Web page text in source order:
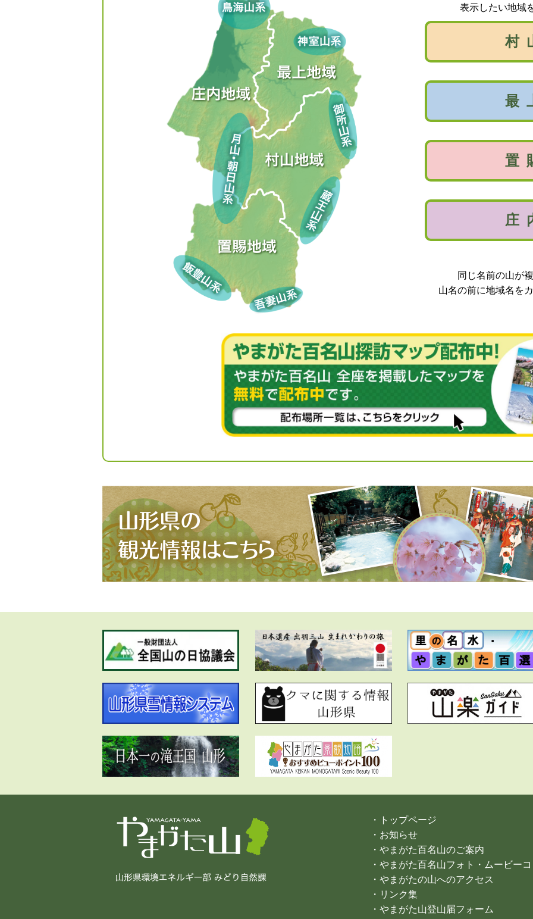
表示したい地域
村
最
置
庄
同じ名前の山が
山名の前に地域名を
・トップページ
・お知らせ
・やまがた百名山のご案内
・やまがた百名山フォト・ムービー
・やまがたの山へのアクセス
・リンク集
・やまがた山登山届フォーム